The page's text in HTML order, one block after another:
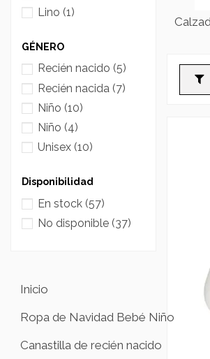
Lino (1)
GÉNERO
Recién nacido (5)
Recién nacida (7)
Niño (10)
Niño (4)
Unisex (10)
Disponibilidad
En stock (57)
No disponible (37)
Inicio
Ropa de Navidad Bebé Niño
Canastilla de recién nacido